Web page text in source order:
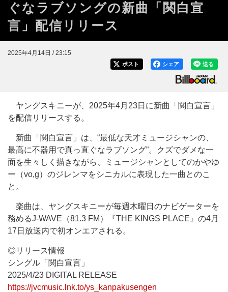
ぐなラブソングの新曲「関白宣
言」配信リリース
2025年4月14日 / 23:15
送る
シェア
ポスト
ヤングスキニーが、2025年4月23日に新曲「関白宣言」
を配信リリースする。
新曲「関白宣言」は、“最低な天才ミュージシャンの、
最高に不器用で真っ直ぐなラブソング”。クズでダメな一
面を生々しく描きながら、ミュージシャンとしてのかやゆ
ー（vo,g）のジレンマをシニカルに表現した一曲とのこ
と。
楽曲は、ヤングスキニーが毎週木曜日のナビゲーターを
務めるJ-WAVE（81.3 FM）『THE KINGS PLACE』の4月
17日放送内で初オンエアされる。
◎リリース情報
シングル「関白宣言」
2025/4/23 DIGITAL RELEASE
https://jvcmusic.lnk.to/ys_kanpakusengen